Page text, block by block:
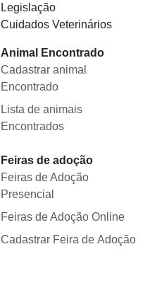
Legislação
Cuidados Veterinários
Animal Encontrado
Cadastrar animal
Encontrado
Lista de animais
Encontrados
Feiras de adoção
Feiras de Adoção
Presencial
Feiras de Adoção Online
Cadastrar Feira de Adoção